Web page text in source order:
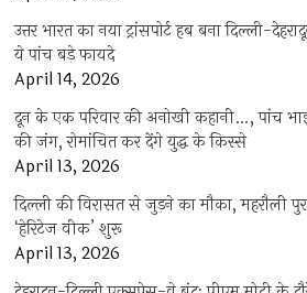
उत्तर भारत का नया ट्रांसपोर्ट हब बना दिल्ली-
ये पांच बड़े फायदे
April 14, 2026
दून के एक परिवार की अनोखी कहानी…, पांच
की जंग, रोमांचित कर देंगे युद्ध के किस्से
April 13, 2026
दिल्ली की विरासत से जुड़ने का मौका, महरौली
‘हेरिटेज वीक’ शुरू
April 13, 2026